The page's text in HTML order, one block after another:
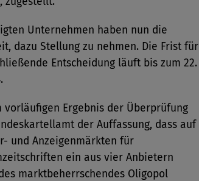
Unternehmen haben nun die
dazu Stellung zu nehmen. Die Frist für
Entscheidung läuft bis zum 22.
vorläufigen Ergebnis der Überprüfung
der Auffassung, dass auf
und Anzeigenmärkten für
ein aus vier Anbietern
marktbeherrschendes Oligopol